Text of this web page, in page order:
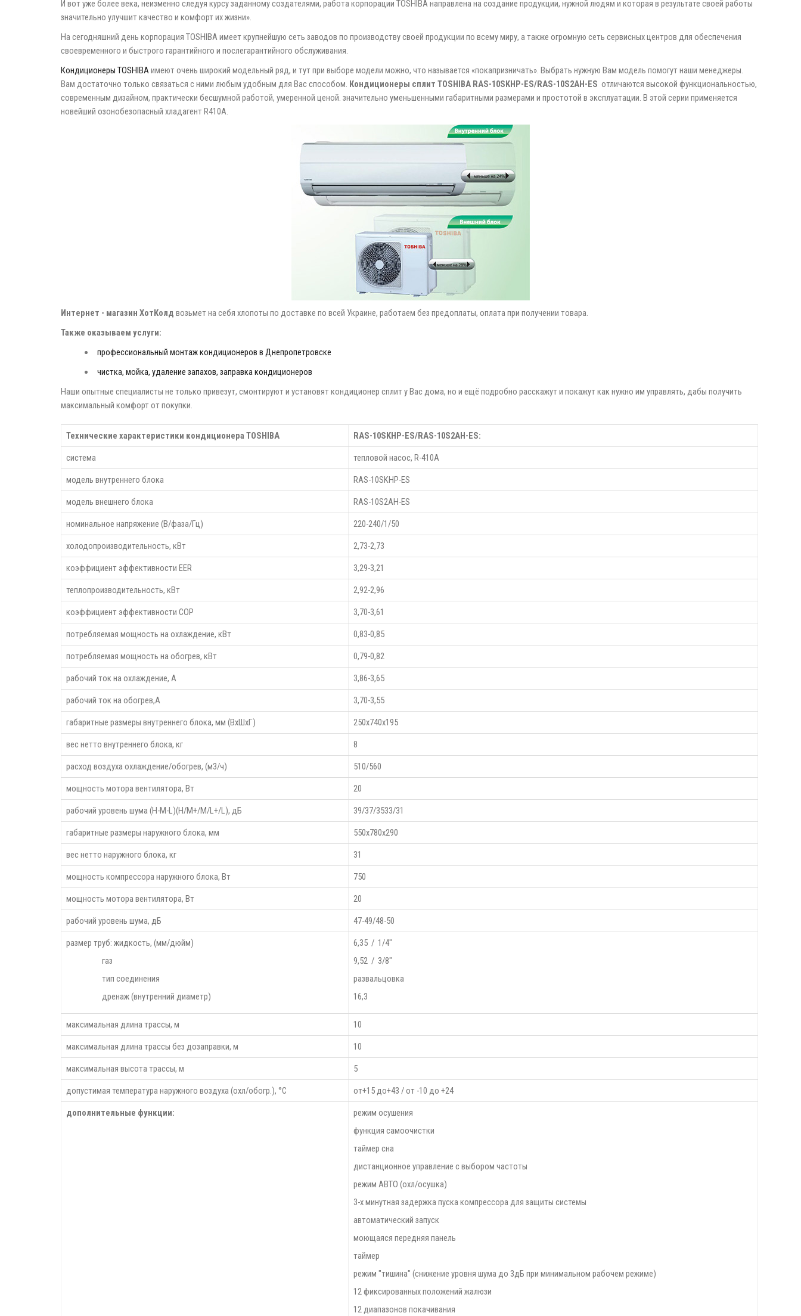
И вот уже более века, неизменно следуя курсу заданному создателями, работа корпорации TOSHIBA направлена на создание продукции, нужной людям и которая в результате своей работы
значительно улучшит качество и комфорт их жизни».
На сегодняшний день корпорация TOSHIBA имеет крупнейшую сеть заводов по производству своей продукции по всему миру, а также огромную сеть сервисных центров для обеспечения
своевременного и быстрого гарантийного и послегарантийного обслуживания.
Кондиционеры TOSHIBAимеют очень широкий модельный ряд, и тут при выборе модели можно, что называется «покапризничать». Выбрать нужную Вам модель помогут наши менеджеры.
Вам достаточно только связаться с ними любым удобным для Вас способом. Кондиционеры сплит TOSHIBA RAS-10SKHP-ES/RAS-10S2AH-ES отличаются высокой функциональностью,
современным дизайном, практически бесшумной работой, умеренной ценой. значительно уменьшенными габаритными размерами и простотой в эксплуатации. В этой серии применяется
новейший озонобезопасный хладагент R410А.
Интернет - магазин ХотКолд возьмет на себя хлопоты по доставке по всей Украине, работаем без предоплаты, оплата при получении товара.
Также оказываем услуги:
профессиональный монтаж кондиционеров в Днепропетровске
чистка, мойка, удаление запахов, заправка кондиционеров
Наши опытные специалисты не только привезут, смонтируют и установят кондиционер сплит у Вас дома, но и ещё подробно расскажут и покажут как нужно им управлять, дабы получить
максимальный комфорт от покупки.
Технические характеристики кондиционера TOSHIBA RAS-10SKHP-ES/RAS-10S2AH-ES:
система тепловой насос, R-410A
модель внутреннего блока RAS-10SKHP-ES
модель внешнего блока RAS-10S2AH-ES
номинальное напряжение (В/фаза/Гц) 220-240/1/50
холодопроизводительность, кВт 2,73-2,73
коэффициент эффективности ЕЕR 3,29-3,21
теплопроизводительность, кВт 2,92-2,96
коэффициент эффективности COP 3,70-3,61
потребляемая мощность на охлаждение, кВт 0,83-0,85
потребляемая мощность на обогрев, кВт 0,79-0,82
рабочий ток на охлаждение, А 3,86-3,65
рабочий ток на обогрев,А 3,70-3,55
габаритные размеры внутреннего блока, мм (ВхШхГ) 250х740х195
вес нетто внутреннего блока, кг 8
расход воздуха охлаждение/обогрев, (м3/ч) 510/560
мощность мотора вентилятора, Вт 20
рабочий уровень шума (H-M-L)(H/M+/M/L+/L), дБ 39/37/3533/31
габаритные размеры наружного блока, мм 550х780х290
вес нетто наружного блока, кг 31
мощность компрессора наружного блока, Вт 750
мощность мотора вентилятора, Вт 20
рабочий уровень шума, дБ 47-49/48-50
размер труб: жидкость, (мм/дюйм)
газ
тип соединения
дренаж (внутренний диаметр)
6,35 / 1/4"
9,52 / 3/8"
развальцовка
16,3
максимальная длина трассы, м 10
максимальная длина трассы без дозаправки, м 10
максимальная высота трассы, м 5
допустимая температура наружного воздуха (охл/обогр.), °С от+15 до+43 / от -10 до +24
дополнительные функции:
режим осушения
функция самоочистки
таймер сна
дистанционное управление с выбором частоты
режим АВТО (охл/осушка)
3-х минутная задержка пуска компрессора для защиты системы
автоматический запуск
моющаяся передняя панель
таймер
режим "тишина" (снижение уровня шума до 3дБ при минимальном рабочем режиме)
12 фиксированных положений жалюзи
12 диапазонов покачивания